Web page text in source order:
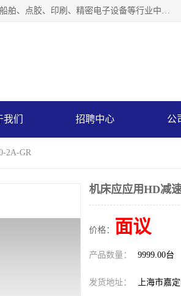
上海浜田实业有限公司专业致力于传动控制行业。面向工业机器人、半导体、机床、船舶、点胶、印刷、精密电子设备等行业中的运动控制技术。为日本哈默纳科（HarmonicDrive简称HD）中国地区定代理商，其生产的HarmonicDrive谐波减速机，具有轻量、小型、传动效率高、减速范围广、精度高等特点，被广泛应用于各种传动系统中。完善的技术，完善的售后，让您的选择无后顾之忧，欢迎您的来电洽谈！
们 招聘中心 公
2A-GR
机床应应用HD减
价格： 面议
产品数量： 9999.00台
发货地址： 上海市嘉